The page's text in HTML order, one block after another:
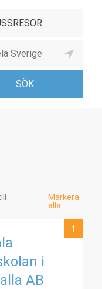
Markera
alla
i
AB
1